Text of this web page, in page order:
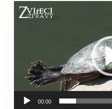
Video
přehrávač
00:00